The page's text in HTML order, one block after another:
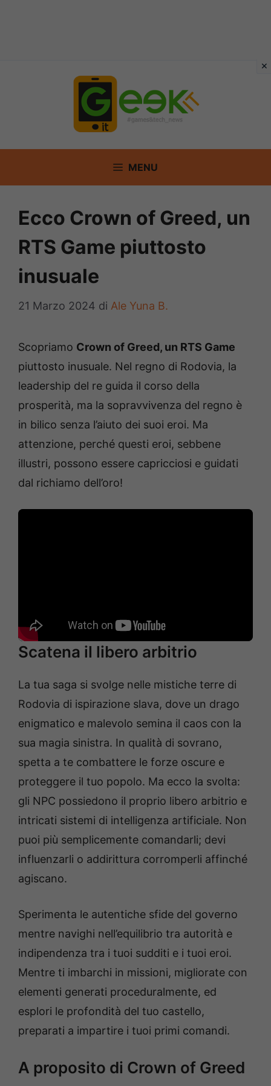
MENU
Ecco Crown of Greed, un
RTS Game piuttosto
inusuale
21 Marzo 2024 di Ale Yuna B.
Scopriamo Crown of Greed, un RTS Game
piuttosto inusuale. Nel regno di Rodovia, la
leadership del re guida il corso della
prosperità, ma la sopravvivenza del regno è
in bilico senza l’aiuto dei suoi eroi. Ma
attenzione, perché questi eroi, sebbene
illustri, possono essere capricciosi e guidati
dal richiamo dell’oro!
Scatena il libero arbitrio
La tua saga si svolge nelle mistiche terre di
Rodovia di ispirazione slava, dove un drago
enigmatico e malevolo semina il caos con la
sua magia sinistra. In qualità di sovrano,
spetta a te combattere le forze oscure e
proteggere il tuo popolo. Ma ecco la svolta:
gli NPC possiedono il proprio libero arbitrio e
intricati sistemi di intelligenza artificiale. Non
puoi più semplicemente comandarli; devi
influenzarli o addirittura corromperli affinché
agiscano.
Sperimenta le autentiche sfide del governo
mentre navighi nell’equilibrio tra autorità e
indipendenza tra i tuoi sudditi e i tuoi eroi.
Mentre ti imbarchi in missioni, migliorate con
elementi generati proceduralmente, ed
esplori le profondità del tuo castello,
preparati a impartire i tuoi primi comandi.
A proposito di Crown of Greed